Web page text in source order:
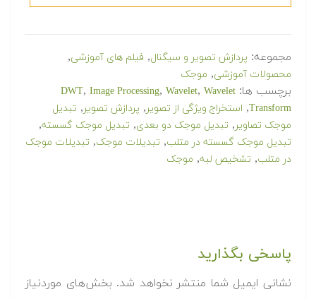
مجموعه: پردازش تصویر و سیگنال, فیلم های آموزشی,
محصولات آموزشی, موجک
برچسب ها: DWT, Image Processing, Wavelet, Wavelet
Transform
, استخراج ویژگی از تصویر, پردازش تصویر, تبدیل
موجک تصاویر, تبدیل موجک دو بعدی, تبدیل موجک گسسته,
تبدیل موجک گسسته در متلب, تبدیلات موجک, تبدیلات موجک
در متلب, تشخیص لبه, موجک
پاسخی بگذارید
نشانی ایمیل شما منتشر نخواهد شد. بخش‌های موردنیاز